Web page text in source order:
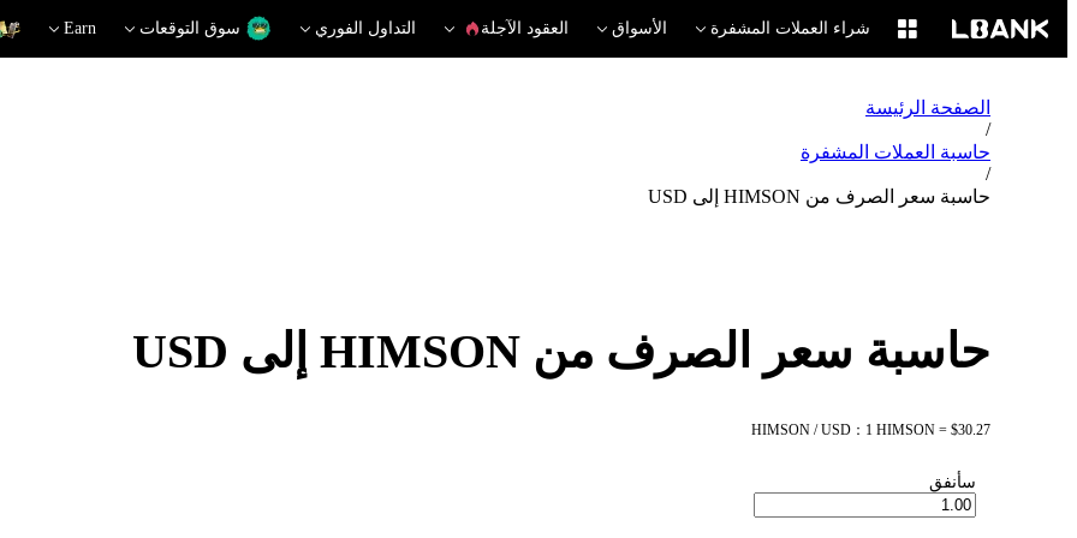
شراء العملات المشفرة الأسواق العقود الآجلة التداول الفوري سوق التوقعات Earn
الصفحة الرئيسة
/
حاسبة العملات المشفرة
/
حاسبة سعر الصرف من HIMSON إلى USD
حاسبة سعر الصرف من HIMSON إلى USD
HIMSON / USD：1 HIMSON = $30.27
سأنفق